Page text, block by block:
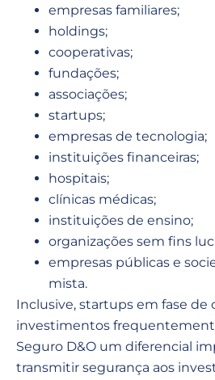
empresas familiares;
holdings;
cooperativas;
fundações;
associações;
startups;
empresas de tecnologia;
instituições financeiras;
hospitais;
clínicas médicas;
instituições de ensino;
organizações sem fins
empresas públicas e
mista.
Inclusive, startups em fase de
investimentos
Seguro D&O um diferencial
transmitir segurança aos